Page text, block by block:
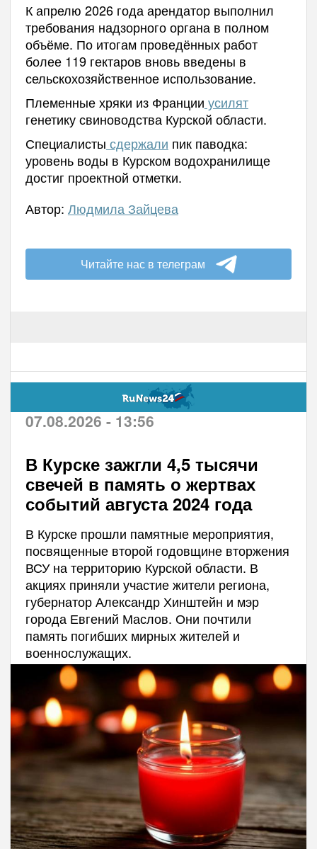
К апрелю 2026 года арендатор выполнил
требования надзорного органа в полном
объёме. По итогам проведённых работ
более 119 гектаров вновь введены в
сельскохозяйственное использование.
Племенные хряки из Франции усилят
генетику свиноводства Курской области.
Специалисты сдержали пик паводка:
уровень воды в Курском водохранилище
достиг проектной отметки.
Автор: Людмила Зайцева
Читайте нас в телеграм
07.08.2026 - 13:56
В Курске зажгли 4,5 тысячи
свечей в память о жертвах
событий августа 2024 года
В Курске прошли памятные мероприятия,
посвященные второй годовщине вторжения
ВСУ на территорию Курской области. В
акциях приняли участие жители региона,
губернатор Александр Хинштейн и мэр
города Евгений Маслов. Они почтили
память погибших мирных жителей и
военнослужащих.